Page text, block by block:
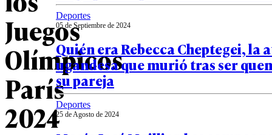
Juegos
Olímpicos
París
2024
Deportes
05 de Septiembre de 2024
Quién era Rebecca Cheptegei, la
ugandesa que murió tras ser
su pareja
Deportes
25 de Agosto de 2024